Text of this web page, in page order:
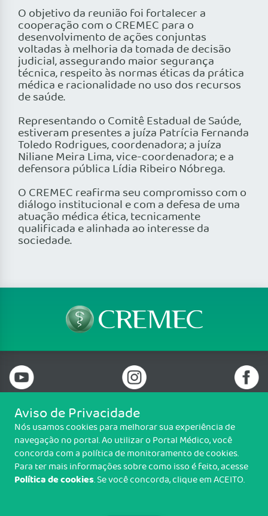
O objetivo da reunião foi fortalecer a
cooperação com o CREMEC para o
desenvolvimento de ações conjuntas
voltadas à melhoria da tomada de decisão
judicial, assegurando maior segurança
técnica, respeito às normas éticas da prática
médica e racionalidade no uso dos recursos
de saúde.
Representando o Comitê Estadual de Saúde,
estiveram presentes a juíza Patrícia Fernanda
Toledo Rodrigues, coordenadora; a juíza
Niliane Meira Lima, vice-coordenadora; e a
defensora pública Lídia Ribeiro Nóbrega.
O CREMEC reafirma seu compromisso com o
diálogo institucional e com a defesa de uma
atuação médica ética, tecnicamente
qualificada e alinhada ao interesse da
sociedade.
Telefone: (85) 3198-3700
Email: cremec@cremec.org.br
Av. Antônio Sales, 485, Joaquim Távora, Fortaleza/CE - CEP: 60135-101
Copyright CREMEC. Todos os direitos reservados.
Aviso de Privacidade
Nós usamos cookies para melhorar sua experiência de
navegação no portal. Ao utilizar o Portal Médico, você
concorda com a política de monitoramento de cookies.
Para ter mais informações sobre como isso é feito, acesse
Política de cookies. Se você concorda, clique em ACEITO.